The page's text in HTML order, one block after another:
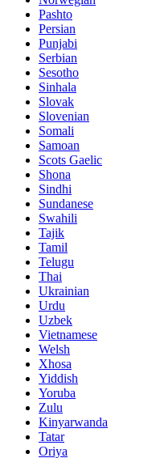
Pashto
Persian
Punjabi
Serbian
Sesotho
Sinhala
Slovak
Slovenian
Somali
Samoan
Scots Gaelic
Shona
Sindhi
Sundanese
Swahili
Tajik
Tamil
Telugu
Thai
Ukrainian
Urdu
Uzbek
Vietnamese
Welsh
Xhosa
Yiddish
Yoruba
Zulu
Kinyarwanda
Tatar
Oriya